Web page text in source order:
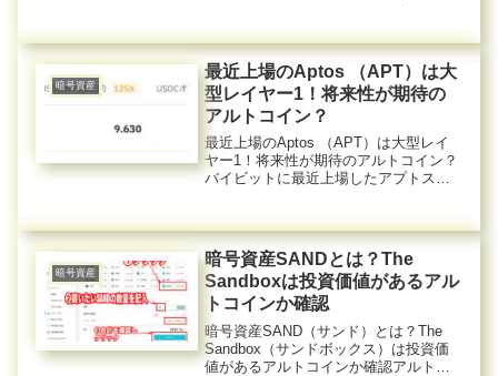
は、bitbankで取り扱いが開...
暗号資産
最近上場のAptos （APT）は大
型レイヤー1！将来性が期待の
アルトコイン？
最近上場のAptos （APT）は大型レイ
ヤー1！将来性が期待のアルトコイン？
バイビットに最近上場したアプトス
は簡単最近上場のAptos （APT）は大
型レイヤー1...
暗号資産
暗号資産SANDとは？The
Sandboxは投資価値があるアル
トコインか確認
暗号資産SAND（サンド）とは？The
Sandbox（サンドボックス）は投資価
値があるアルトコインか確認アルトコ